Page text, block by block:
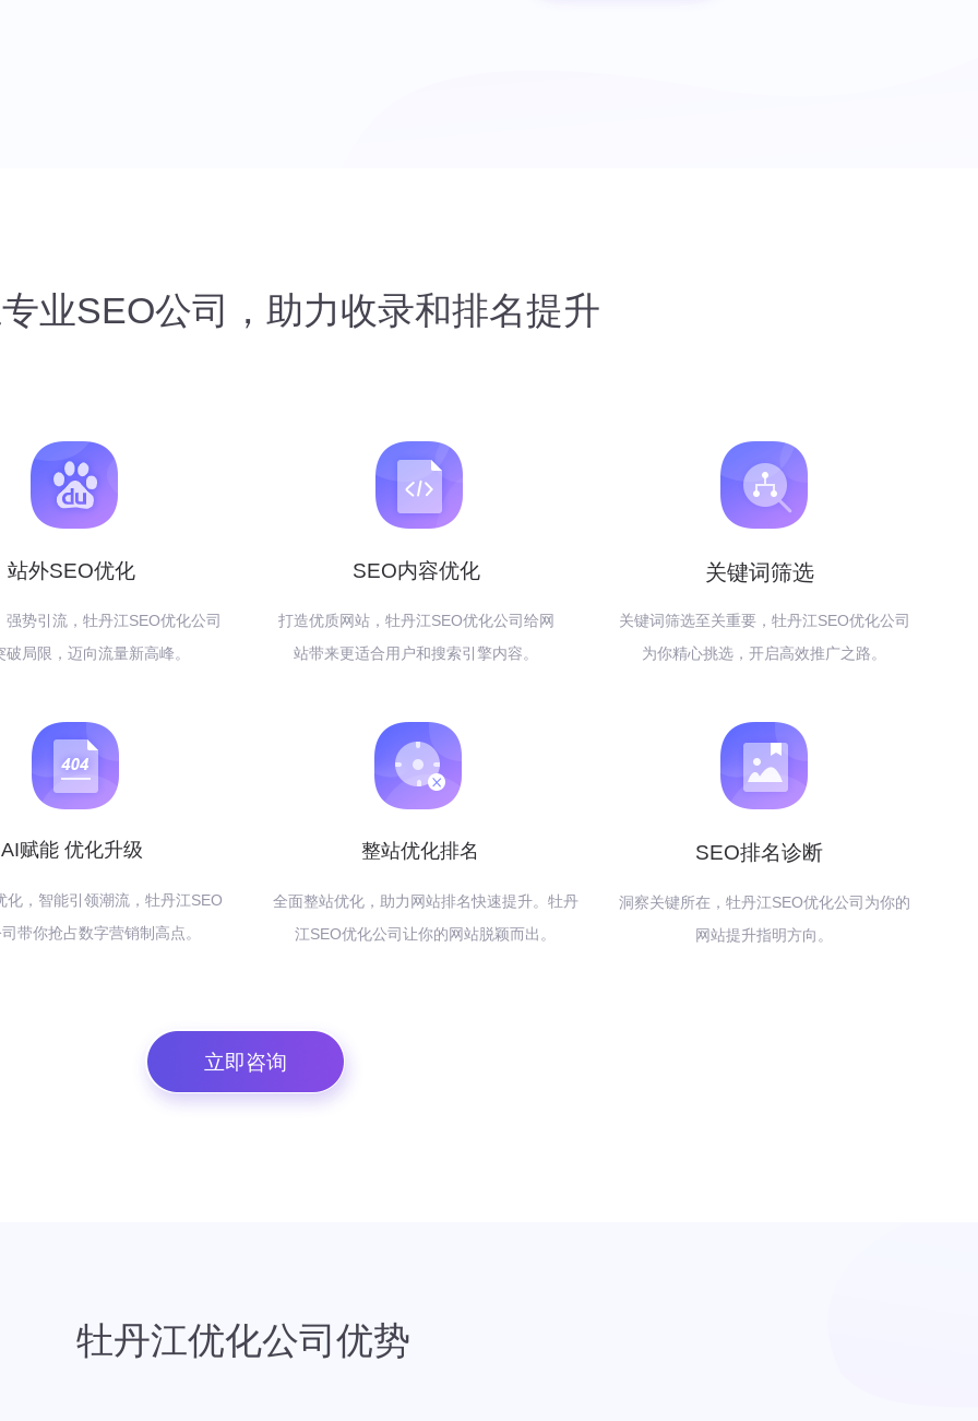
业SEO公司，助力收录和排名提升
立即咨询
站外SEO优化
强势引流，牡丹江SEO优化公司
破局限，迈向流量新高峰。
SEO内容优化
打造优质网站，牡丹江SEO优化公司给网
站带来更适合用户和搜索引擎内容。
关键词筛选
关键词筛选至关重要，牡丹江SEO优化公司
为你精心挑选，开启高效推广之路。
AI赋能 优化升级
化，智能引领潮流，牡丹江SEO
带你抢占数字营销制高点。
整站优化排名
全面整站优化，助力网站排名快速提升。牡丹
江SEO优化公司让你的网站脱颖而出。
SEO排名诊断
洞察关键所在，牡丹江SEO优化公司为你的
网站提升指明方向。
牡丹江优化公司优势